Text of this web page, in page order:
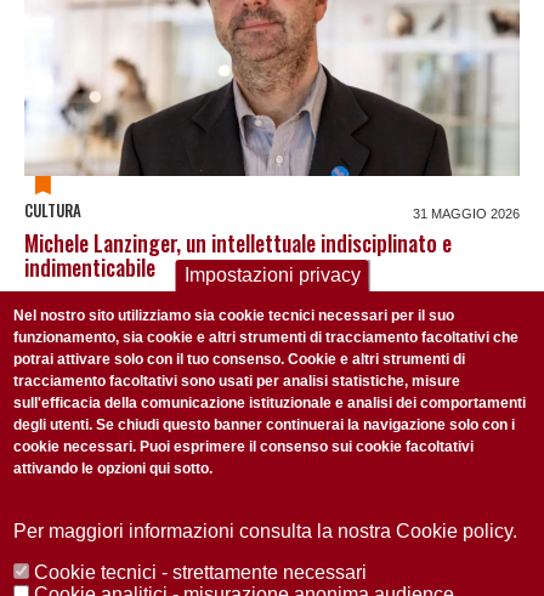
CULTURA 31 MAGGIO 2026
Michele Lanzinger, un intellettuale indisciplinato e
indimenticabile
ISCRIVITI ALLA NOSTRA NEWSLETTER
Ogni settimana selezioniamo per te nostre storie più rilevanti:
non perderti gli aggiornamenti della nostra newsletter
Impostazioni privacy
Nel nostro sito utilizziamo sia cookie tecnici necessari per il suo
funzionamento, sia cookie e altri strumenti di tracciamento facoltativi che
potrai attivare solo con il tuo consenso. Cookie e altri strumenti di
tracciamento facoltativi sono usati per analisi statistiche, misure
sull'efficacia della comunicazione istituzionale e analisi dei comportamenti
degli utenti. Se chiudi questo banner continuerai la navigazione solo con i
cookie necessari. Puoi esprimere il consenso sui cookie facoltativi
attivando le opzioni qui sotto.
Per maggiori informazioni consulta la nostra Cookie policy.
Cookie tecnici - strettamente necessari